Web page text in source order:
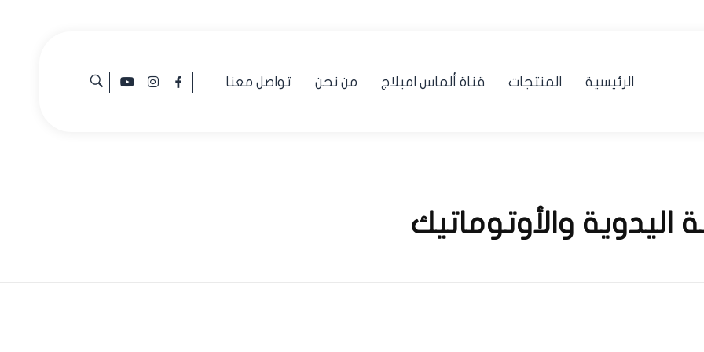
الرئيسية المنتجات قناة ألماس امبلاج من نحن تواصل معنا
اليدوية والأوتوماتيك